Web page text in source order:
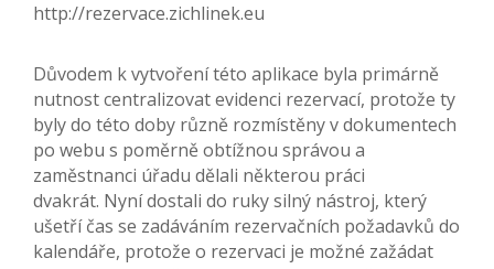
http://rezervace.zichlinek.eu
Důvodem k vytvoření této aplikace byla primárně
nutnost centralizovat evidenci rezervací, protože ty
byly do této doby různě rozmístěny v dokumentech
po webu s poměrně obtížnou správou a
zaměstnanci úřadu dělali některou práci
dvakrát. Nyní dostali do ruky silný nástroj, který
ušetří čas se zadáváním rezervačních požadavků do
kalendáře, protože o rezervaci je možné zažádat